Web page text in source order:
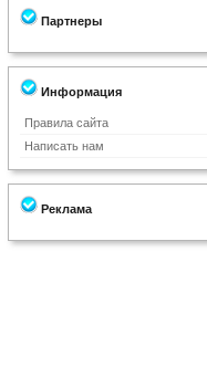
Партнеры
Информация
Правила сайта
Написать нам
Реклама